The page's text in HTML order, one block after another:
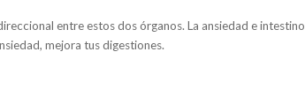
entre estos dos órganos. La ansiedad e intestino
mejora tus digestiones.